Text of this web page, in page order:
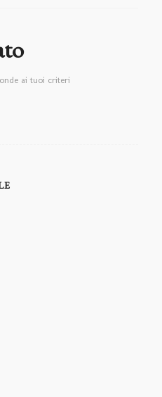
ai tuoi criteri